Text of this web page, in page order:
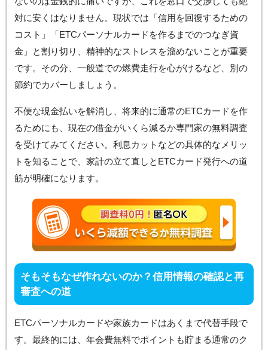
対に安くはなりません。現状では「信用を回復するための
コスト」「ETCパーソナルカードを作るまでのつなぎ資
金」と割り切り、精神的なストレスを溜めないことが重要
です。その分、一般道での燃費走行を心がけるなど、別の
節約でカバーしましょう。
不便な現金払いを解消し、将来的に通常のETCカードを作
るためにも、現在の借金がいくら減るか専門家の無料調査
を受けてみてください。利息カットなどの具体的なメリッ
トを知ることで、家計の立て直しとETCカード発行への道
筋が明確になります。
そもそもなぜ作れないのか？信用情報の確認と再
審査への道
ETCパーソナルカードや家族カードはあくまで代替手段で
す。最終的には、年会費無料でポイントも貯まる通常のク